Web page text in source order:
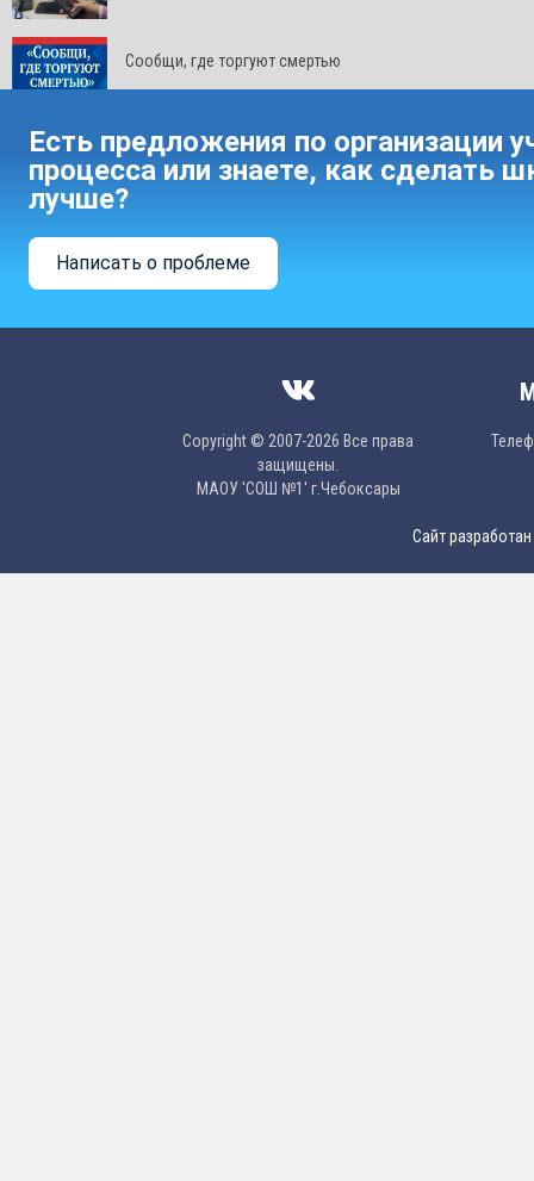
Сообщи, где торгуют смертью
Есть предложения по организации
процесса или знаете, как сделать
лучше?
Написать о проблеме
Copyright © 2007-2026 Все права
защищены.
МAОУ 'CОШ №1' г.Чебоксары
Сайт